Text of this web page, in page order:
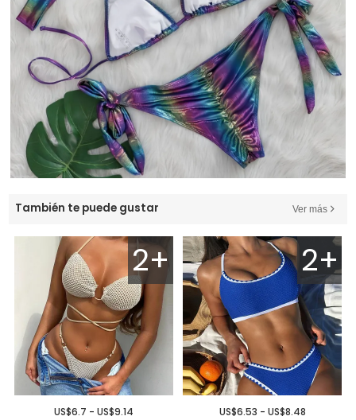
También te puede gustar Ver más
2+
US$6.7 - US$9.14
2+
US$6.53 - US$8.48